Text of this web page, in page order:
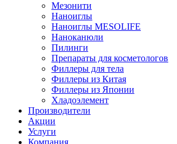
Мезонити
Наноиглы
Наноиглы MESOLIFE
Наноканюли
Пилинги
Препараты для косметологов
Филлеры для тела
Филлеры из Китая
Филлеры из Японии
Хладоэлемент
Производители
Акции
Услуги
Компания